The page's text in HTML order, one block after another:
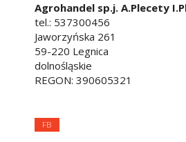
Agrohandel sp.j. A.Plecety
tel.: 537300456
Jaworzyńska 261
59-220 Legnica
dolnośląskie
REGON: 390605321
FB